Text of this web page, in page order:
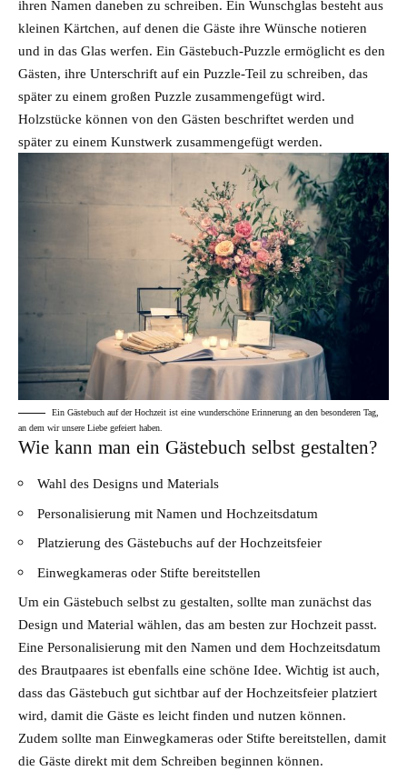
ihren Namen daneben zu schreiben. Ein Wunschglas besteht aus
kleinen Kärtchen, auf denen die Gäste ihre Wünsche notieren
und in das Glas werfen. Ein Gästebuch-Puzzle ermöglicht es den
Gästen, ihre Unterschrift auf ein Puzzle-Teil zu schreiben, das
später zu einem großen Puzzle zusammengefügt wird.
Holzstücke können von den Gästen beschriftet werden und
später zu einem Kunstwerk zusammengefügt werden.
Ein Gästebuch auf der Hochzeit ist eine wunderschöne Erinnerung an den besonderen Tag,
an dem wir unsere Liebe gefeiert haben.
Wie kann man ein Gästebuch selbst gestalten?
Wahl des Designs und Materials
Personalisierung mit Namen und Hochzeitsdatum
Platzierung des Gästebuchs auf der Hochzeitsfeier
Einwegkameras oder Stifte bereitstellen
Um ein Gästebuch selbst zu gestalten, sollte man zunächst das
Design und Material wählen, das am besten zur Hochzeit passt.
Eine Personalisierung mit den Namen und dem Hochzeitsdatum
des Brautpaares ist ebenfalls eine schöne Idee. Wichtig ist auch,
dass das Gästebuch gut sichtbar auf der Hochzeitsfeier platziert
wird, damit die Gäste es leicht finden und nutzen können.
Zudem sollte man Einwegkameras oder Stifte bereitstellen, damit
die Gäste direkt mit dem Schreiben beginnen können.